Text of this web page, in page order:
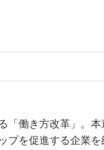
「働き方改革」。
プを促進する企業